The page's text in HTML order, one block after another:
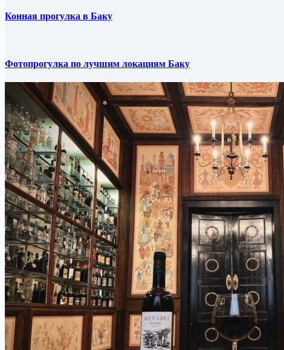
Конная прогулка в Баку
Фотопрогулка по лучшим локациям Баку